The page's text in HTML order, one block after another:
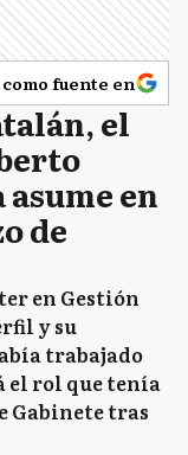
fuente en
el
en
de
en Gestión
y su
trabajado
el rol que tenía
Gabinete tras